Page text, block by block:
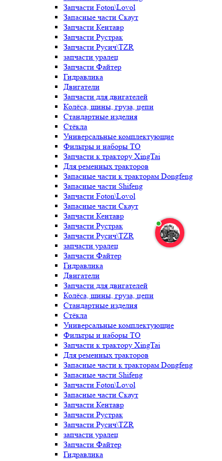
Запчасти Foton\Lovol
Запасные части Скаут
Запчасти Кентавр
Запчасти Рустрак
Запчасти Русич\TZR
запчасти уралец
Запчасти Файтер
Гидравлика
Двигатели
Запчасти для двигателей
Колёса, шины, груза, цепи
Стандартные изделия
Стёкла
Универсальные комплектующие
Фильтры и наборы ТО
Запчасти к трактору XingTai
Для ременных тракторов
Запасные части к тракторам Dongfeng
Запасные части Shifeng
Запчасти Foton\Lovol
Запасные части Скаут
Запчасти Кентавр
Запчасти Рустрак
Запчасти Русич\TZR
запчасти уралец
Запчасти Файтер
Гидравлика
Двигатели
Запчасти для двигателей
Колёса, шины, груза, цепи
Стандартные изделия
Стёкла
Универсальные комплектующие
Фильтры и наборы ТО
Запчасти к трактору XingTai
Для ременных тракторов
Запасные части к тракторам Dongfeng
Запасные части Shifeng
Запчасти Foton\Lovol
Запасные части Скаут
Запчасти Кентавр
Запчасти Рустрак
Запчасти Русич\TZR
запчасти уралец
Запчасти Файтер
Гидравлика